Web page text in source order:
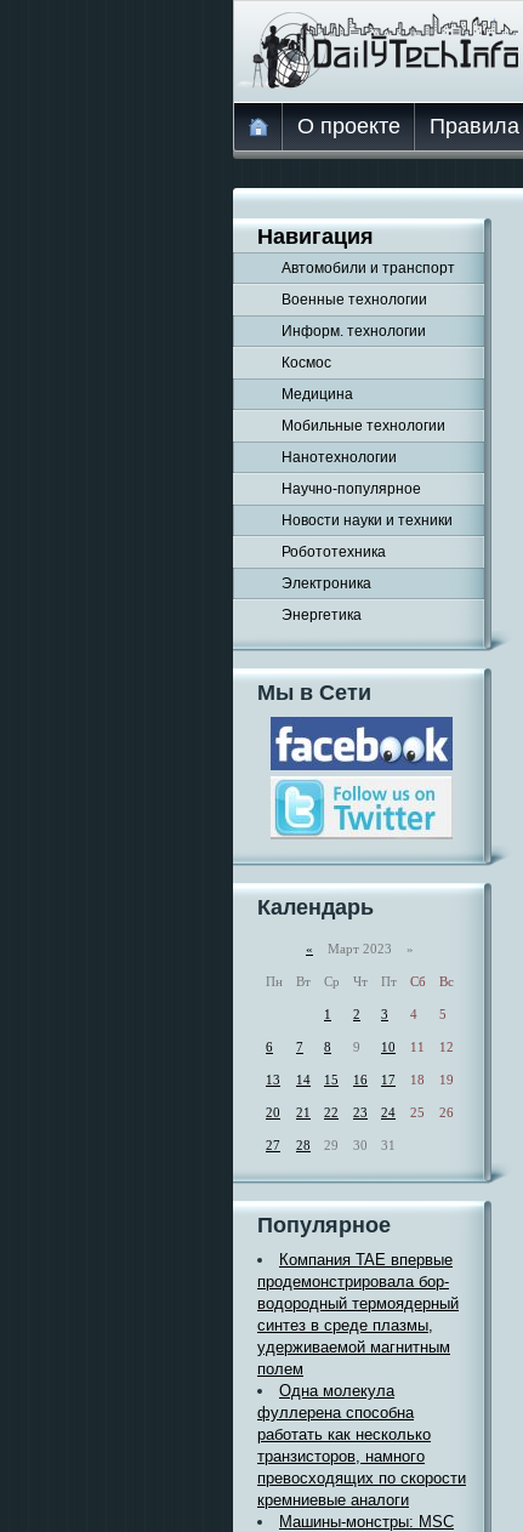
О проекте Правила
Навигация
Автомобили и транспорт
Военные технологии
Информ. технологии
Космос
Медицина
Мобильные технологии
Нанотехнологии
Научно-популярное
Новости науки и техники
Робототехника
Электроника
Энергетика
Мы в Сети
Календарь
« Март 2023 »
Пн Вт Ср Чт Пт Сб Вс
1 2 3 4 5
6 7 8 9 10 11 12
13 14 15 16 17 18 19
20 21 22 23 24 25 26
27 28 29 30 31
Популярное
Компания TAE впервые
продемонстрировала бор-
водородный термоядерный
синтез в среде плазмы,
удерживаемой магнитным
полем
Одна молекула
фуллерена способна
работать как несколько
транзисторов, намного
превосходящих по скорости
кремниевые аналоги
Машины-монстры: MSC